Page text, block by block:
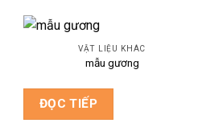
VẬT LIỆU KHÁC
mẫu gương
ĐỌC TIẾP